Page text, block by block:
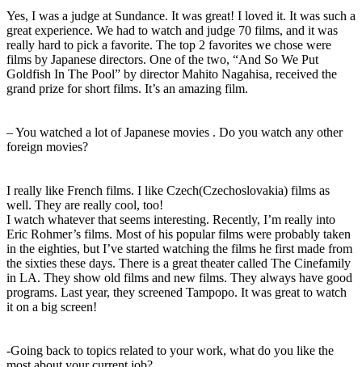
Yes, I was a judge at Sundance. It was great! I loved it. It was such a
great experience. We had to watch and judge 70 films, and it was
really hard to pick a favorite. The top 2 favorites we chose were
films by Japanese directors. One of the two, “And So We Put
Goldfish In The Pool” by director Mahito Nagahisa, received the
grand prize for short films. It’s an amazing film.
– You watched a lot of Japanese movies . Do you watch any other
foreign movies?
I really like French films. I like Czech(Czechoslovakia) films as
well. They are really cool, too!
I watch whatever that seems interesting. Recently, I’m really into
Eric Rohmer’s films. Most of his popular films were probably taken
in the eighties, but I’ve started watching the films he first made from
the sixties these days. There is a great theater called The Cinefamily
in LA. They show old films and new films. They always have good
programs. Last year, they screened Tampopo. It was great to watch
it on a big screen!
-Going back to topics related to your work, what do you like the